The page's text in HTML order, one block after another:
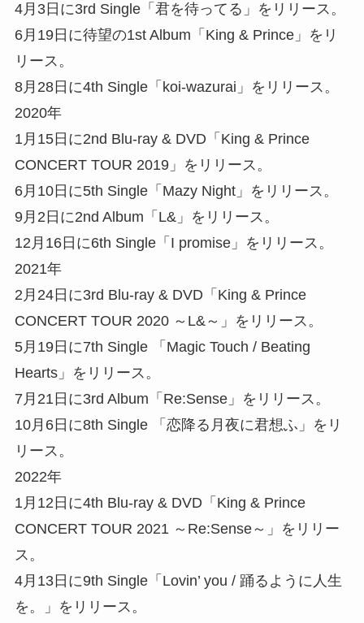
4月3日に3rd Single「君を待ってる」をリリース。
6月19日に待望の1st Album「King & Prince」をリ
リース。
8月28日に4th Single「koi-wazurai」をリリース。
2020年
1月15日に2nd Blu-ray & DVD「King & Prince
CONCERT TOUR 2019」をリリース。
6月10日に5th Single「Mazy Night」をリリース。
9月2日に2nd Album「L&」をリリース。
12月16日に6th Single「I promise」をリリース。
2021年
2月24日に3rd Blu-ray & DVD「King & Prince
CONCERT TOUR 2020 ～L&～」をリリース。
5月19日に7th Single 「Magic Touch / Beating
Hearts」をリリース。
7月21日に3rd Album「Re:Sense」をリリース。
10月6日に8th Single 「恋降る月夜に君想ふ」をリ
リース。
2022年
1月12日に4th Blu-ray & DVD「King & Prince
CONCERT TOUR 2021 ～Re:Sense～」をリリー
ス。
4月13日に9th Single「Lovin’ you / 踊るように人生
を。」をリリース。